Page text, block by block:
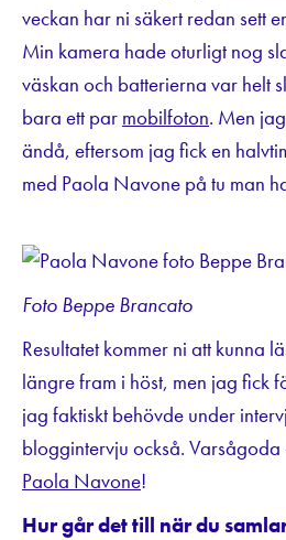
veckan har ni säkert redan sett
Min kamera hade oturligt nog
väskan och batterierna var helt
bara ett par mobilfoton. Men
ändå, eftersom jag fick en
med Paola Navone på tu man
Foto Beppe Brancato
Resultatet kommer ni att kunna
längre fram i höst, men jag fick
jag faktiskt behövde under
bloggintervju också.
Paola Navone!
Hur går det till när du